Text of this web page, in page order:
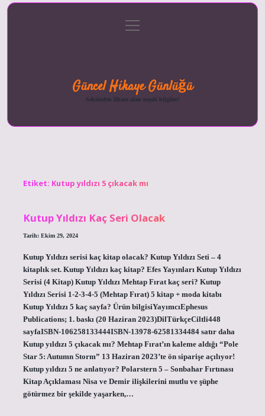
menüyü
aç
Güncel Hikaye Günlüğü
Sektörden ilham alan neşeli bilgiler!
Etiket: Kutup yıldızı 5 çıkacak mı
Kutup Yıldızı Kaç Seri Olacak
Tarih: Ekim 29, 2024
Kutup Yıldızı serisi kaç kitap olacak? Kutup Yıldızı Seti – 4
kitaplık set. Kutup Yıldızı kaç kitap? Efes Yayınları Kutup Yıldızı
Serisi (4 Kitap) Kutup Yıldızı Mehtap Fırat kaç seri? Kutup
Yıldızı Serisi 1-2-3-4-5 (Mehtap Fırat) 5 kitap + moda kitabı
Kutup Yıldızı 5 kaç sayfa? Ürün bilgisiYayımcı‎Ephesus
Publications; 1. baskı (20 Haziran 2023)Dil‎TürkçeCiltli‎448
sayfaISBN-10‎6258133444ISBN-13‎978-62581334484 satır daha
Kutup yıldızı 5 çıkacak mı? Mehtap Fırat’ın kaleme aldığı “Pole
Star 5: Autumn Storm” 13 Haziran 2023’te ön siparişe açılıyor!
Kutup yıldızı 5 ne anlatıyor? Polarstern 5 – Sonbahar Fırtınası
Kitap Açıklaması Nisa ve Demir ilişkilerini mutlu ve şüphe
götürmez bir şekilde yaşarken,…